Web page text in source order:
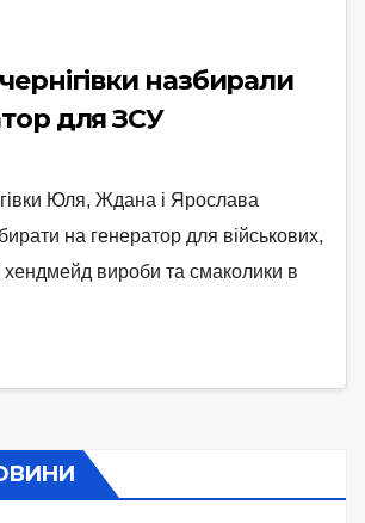
назбирали
для ЗСУ
Юля, Ждана і Ярослава
на генератор для військових,
хендмейд вироби та смаколики в